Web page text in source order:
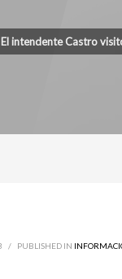
El intendente Castro
/ PUBLISHED IN